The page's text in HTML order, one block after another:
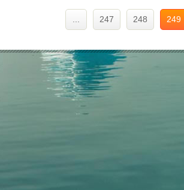
247 248 249